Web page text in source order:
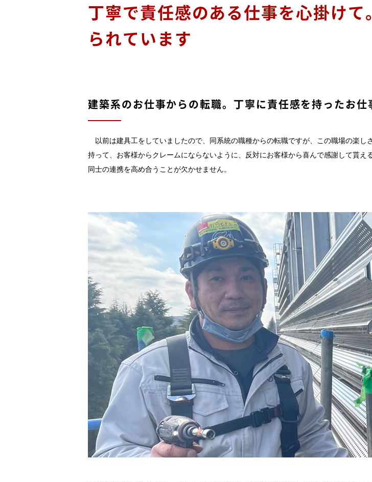
丁寧で責任感のある仕事を心掛けて
られています
建築系のお仕事からの転職。丁寧に責任感を持ったお仕
以前は建具工をしていましたので、同系統の職種からの転職ですが、この職場の楽
持って、お客様からクレームにならないように、反対にお客様から喜んで感謝して貰
同士の連携を高め合うことが欠かせません。